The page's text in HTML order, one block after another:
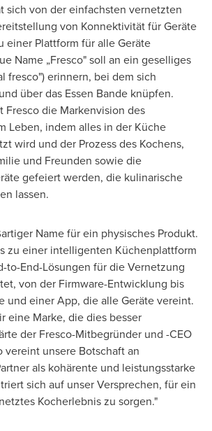
sich von der einfachsten vernetzten
von Konnektivität für Geräte
einer Plattform für alle Geräte
Name „Fresco" soll an ein geselliges
fresco") erinnern, bei dem sich
über das Essen Bande knüpfen.
Fresco die Markenvision des
Leben, indem alles in der Küche
wird und der Prozess des Kochens,
und Freunden sowie die
gefeiert werden, die kulinarische
lassen.
Name für ein physisches Produkt.
zu einer intelligenten Küchenplattform
to-End-Lösungen für die Vernetzung
von der Firmware-Entwicklung bis
und einer App, die alle Geräte vereint.
eine Marke, die dies besser
der Fresco-Mitbegründer und -CEO
vereint unsere Botschaft an
als kohärente und leistungsstarke
sich auf unser Versprechen, für ein
Kocherlebnis zu sorgen."